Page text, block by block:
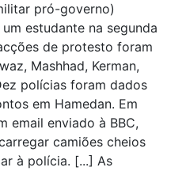
pró-governo)
estudante na segunda
de protesto foram
Mashhad, Kerman,
polícias foram dados
em Hamedan. Em
email enviado à BBC,
camiões cheios
à polícia. [...] As